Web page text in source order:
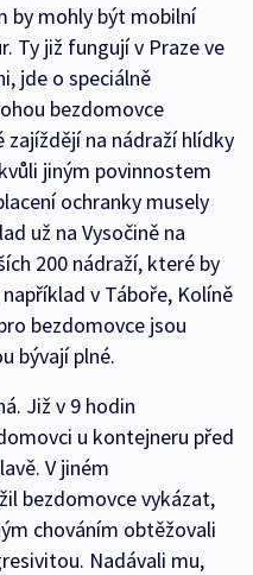
by mohly být mobilní
Ty již fungují v Praze ve
jde o speciálně
bezdomovce
na nádraží hlídky
jiným povinnostem
ochranky musely
už na Vysočině na
200 nádraží, které by
v Táboře, Kolíně
bezdomovce jsou
bývají plné.
Již v 9 hodin
u kontejneru před
V jiném
bezdomovce vykázat,
chováním obtěžovali
Nadávali mu,